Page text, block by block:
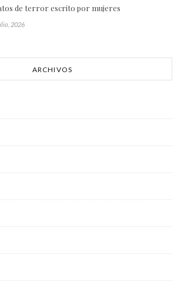
de terror escrito por mujeres
2026
ARCHIVOS